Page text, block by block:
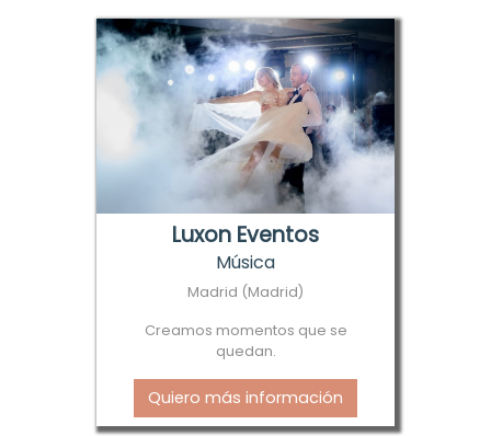
Luxon Eventos
Música
Madrid (Madrid)
Creamos momentos que se
quedan.
Quiero más información